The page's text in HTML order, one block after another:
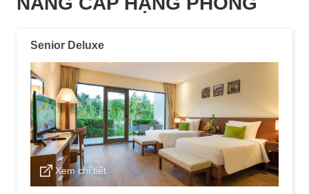
Senior Deluxe
Xem chi tiết